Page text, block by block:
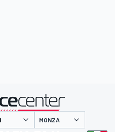
présenté par
MONZA